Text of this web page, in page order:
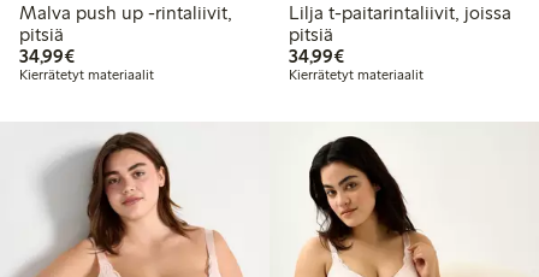
Malva push up -rintaliivit,
pitsiä
34,99€34,99 €
Kierrätetyt materiaalit
Lilja t-paitarintaliivit, joissa
pitsiä
34,99€34,99 €
Kierrätetyt materiaalit